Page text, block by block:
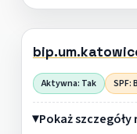
Aktywna: Tak SPF:
Pokaż szczegóły